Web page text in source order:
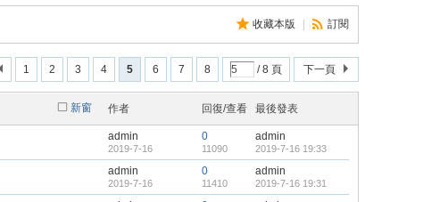
收藏本版 訂閱
1 2 3 4 5 6 7 8 / 8 頁 下一頁
新窗 作者 回復/查看 最後發表
admin
2019-7-16
0
11090
admin
2019-7-16 19:33
admin
2019-7-16
0
11410
admin
2019-7-16 19:31